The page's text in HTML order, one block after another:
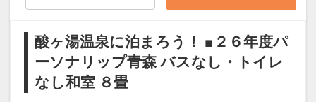
酸ヶ湯温泉に泊まろう！ ■２６年度パ
ーソナリップ青森 バスなし・トイレ
なし和室 ８畳